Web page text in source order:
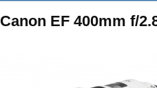
Canon EF 400mm f/